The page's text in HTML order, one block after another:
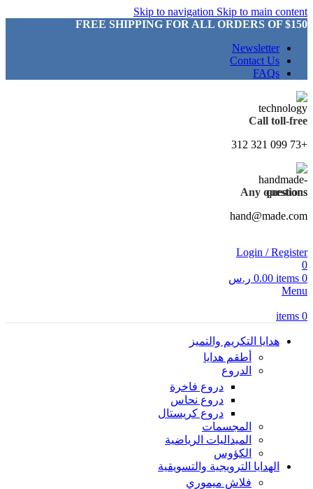
Skip to navigation Skip to main content
FREE SHIPPING FOR ALL ORDERS OF $150
Newsletter
Contact Us
FAQs
Call toll-free
+73 099 321 312
Any questions
hand@made.com
Login / Register
0
0
items
0.00 ر.س
Menu
0
items
هدايا التكريم والتميز
أطقم هدايا
الدروع
دروع فاخرة
دروع نحاس
دروع كريستال
المجسمات
الميداليات الرياضية
الكؤوس
الهدايا الترويجية والتسويقية
فلاش ميموري